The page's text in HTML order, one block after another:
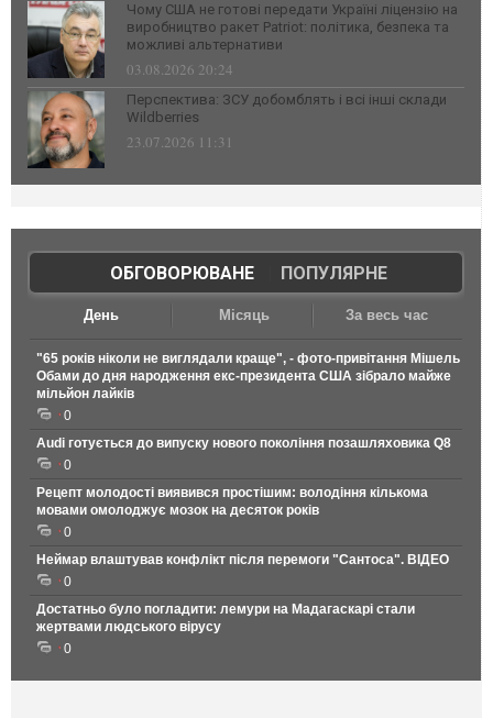
Чому США не готові передати Україні ліцензію на
виробництво ракет Patriot: політика, безпека та
можливі альтернативи
03.08.2026 20:24
Перспектива: ЗСУ добомблять і всі інші склади
Wildberries
23.07.2026 11:31
ОБГОВОРЮВАНЕ| ПОПУЛЯРНЕ
День Місяць За весь час
"65 років ніколи не виглядали краще", - фото-привітання Мішель
Обами до дня народження екс-президента США зібрало майже
мільйон лайків
0
Audi готується до випуску нового покоління позашляховика Q8
0
Рецепт молодості виявився простішим: володіння кількома
мовами омолоджує мозок на десяток років
0
Неймар влаштував конфлікт після перемоги "Сантоса". ВІДЕО
0
Достатньо було погладити: лемури на Мадагаскарі стали
жертвами людського вірусу
0